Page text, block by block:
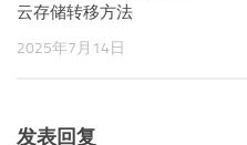
云存储转移方法
2025年7月14日
发表回复